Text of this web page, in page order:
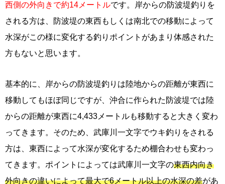
西側の外向きで約14メートルです。岸からの防波堤釣りを
される方は、防波堤の東西もしくは南北での移動によって
水深がこの様に変化する釣りポイントがあまり体感された
方もないと思います。
基本的に、岸からの防波堤釣りは陸地からの距離が東西に
移動してもほぼ同じですが、沖合に作られた防波堤では陸
からの距離が東西に4,433メートルも移動すると大きく変わ
ってきます。そのため、武庫川一文字でウキ釣りをされる
方は、東西によって水深が変化するため棚合わせも変わっ
てきます。ポイントによっては武庫川一文字の東西内向き
外向きの違いによって最大で6メートル以上の水深の差があ